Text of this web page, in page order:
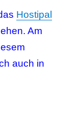
Hostipal
Am
auch in